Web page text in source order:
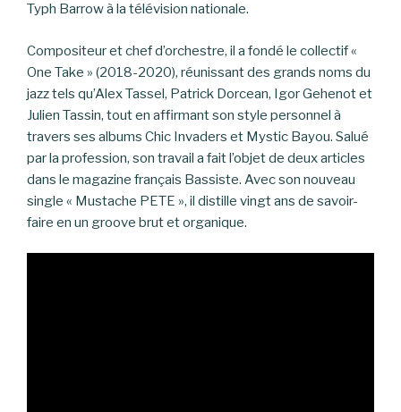
Typh Barrow à la télévision nationale.
Compositeur et chef d’orchestre, il a fondé le collectif «
One Take » (2018-2020), réunissant des grands noms du
jazz tels qu’Alex Tassel, Patrick Dorcean, Igor Gehenot et
Julien Tassin, tout en affirmant son style personnel à
travers ses albums Chic Invaders et Mystic Bayou. Salué
par la profession, son travail a fait l’objet de deux articles
dans le magazine français Bassiste. Avec son nouveau
single « Mustache PETE », il distille vingt ans de savoir-
faire en un groove brut et organique.